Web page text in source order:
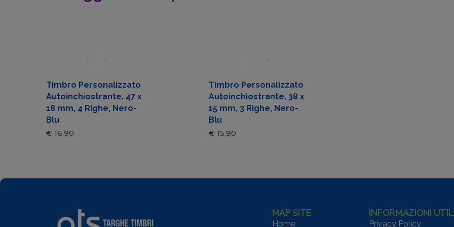
Timbro Personalizzato
Autoinchiostrante, 47 x
18 mm, 4 Righe, Nero-
Blu
€ 16,90
Timbro Personalizzato
Autoinchiostrante, 38 x
15 mm, 3 Righe, Nero-
Blu
€ 15,90
MAP SITE
Home
INFORMAZIONI
Privacy Policy